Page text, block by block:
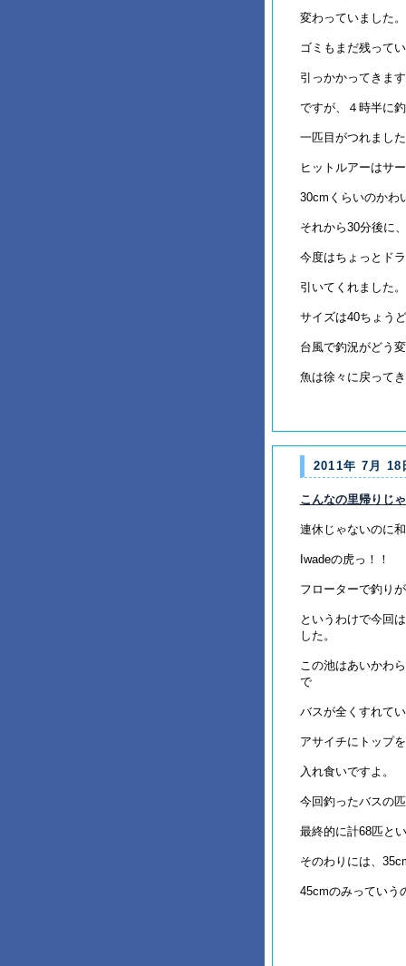
変わっていました。
ゴミもまだ残って
引っかかってきま
ですが、４時半に
一匹目がつれまし
ヒットルアーはサ
30cmくらいのかわ
それから30分後に
今度はちょっとド
引いてくれました。
サイズは40ちょう
台風で釣況がどう
魚は徐々に戻って
2011年 7月 18
こんなの里帰りじ
連休じゃないのに
Iwadeの虎っ！！
フローターで釣り
というわけで今回
した。
この池はあいかわ
で
バスが全くすれて
アサイチにトップ
入れ食いですよ。
今回釣ったバスの
最終的に計68匹と
そのわりには、
45cmのみっていう